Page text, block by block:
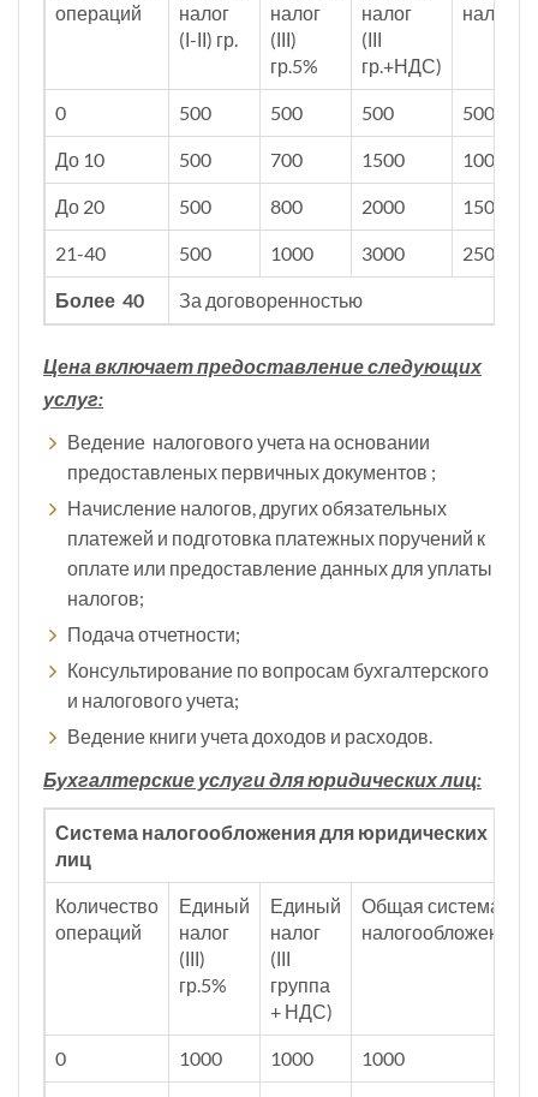
операций
налог
(І-ІІ) гр.
налог
(ІІІ)
гр.5%
налог
(ІІІ
гр.+НДС)
0 500 500 500 500
До 10 500 700 1500 1000
До 20 500 800 2000 1500
21-40 500 1000 3000 2500
Более 40 За договоренностью
Цена включает предоставление следующих
услуг:
Ведение налогового учета на основании
предоставленых первичных документов ;
Начисление налогов, других обязательных
платежей и подготовка платежных поручений к
оплате или предоставление данных для уплаты
налогов;
Подача отчетности;
Консультирование по вопросам бухгалтерского
и налогового учета;
Ведение книги учета доходов и расходов.
Бухгалтерские услуги для юридических лиц:
Система налогообложения для юридических
лиц
Количество
операций
Единый
налог
(ІІІ)
гр.5%
Единый
налог
(ІІІ
группа
+ НДС)
Общая система
налогообложения
0 1000 1000 1000